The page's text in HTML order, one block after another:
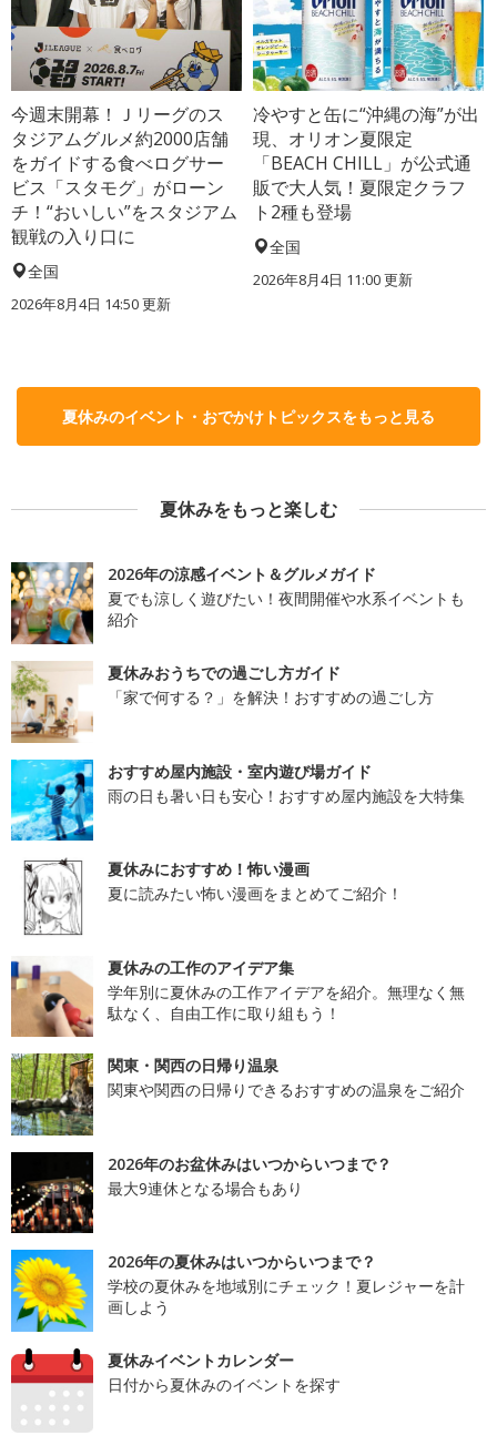
今週末開幕！Ｊリーグのス
タジアムグルメ約2000店舗
をガイドする食べログサー
ビス「スタモグ」がローン
チ！“おいしい”をスタジアム
観戦の入り口に
全国
2026年8月4日 14:50更新
冷やすと缶に“沖縄の海”が出
現、オリオン夏限定
「BEACH CHILL」が公式通
販で大人気！夏限定クラフ
ト2種も登場
全国
2026年8月4日 11:00更新
夏休みのイベント・おでかけトピックスをもっと見る
夏休みをもっと楽しむ
2026年の涼感イベント＆グルメガイド
夏でも涼しく遊びたい！夜間開催や水系イベントも
紹介
夏休みおうちでの過ごし方ガイド
「家で何する？」を解決！おすすめの過ごし方
おすすめ屋内施設・室内遊び場ガイド
雨の日も暑い日も安心！おすすめ屋内施設を大特集
夏休みにおすすめ！怖い漫画
夏に読みたい怖い漫画をまとめてご紹介！
夏休みの工作のアイデア集
学年別に夏休みの工作アイデアを紹介。無理なく無
駄なく、自由工作に取り組もう！
関東・関西の日帰り温泉
関東や関西の日帰りできるおすすめの温泉をご紹介
2026年のお盆休みはいつからいつまで？
最大9連休となる場合もあり
2026年の夏休みはいつからいつまで？
学校の夏休みを地域別にチェック！夏レジャーを計
画しよう
夏休みイベントカレンダー
日付から夏休みのイベントを探す